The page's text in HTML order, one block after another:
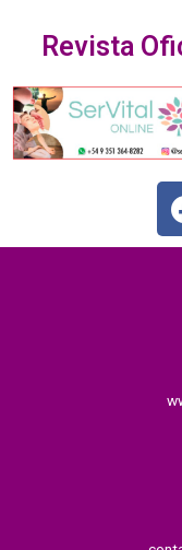
Revista